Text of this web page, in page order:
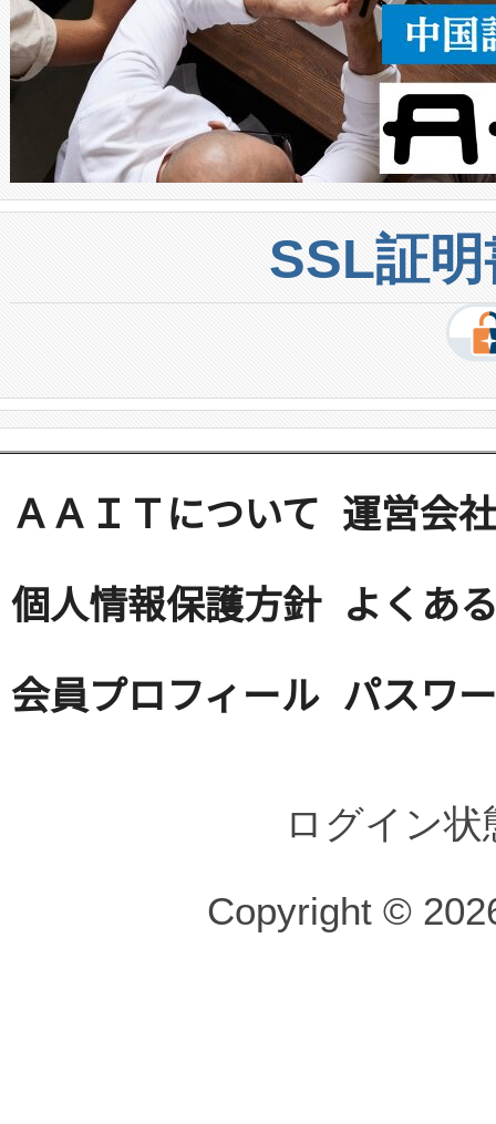
SSL証
ＡＡＩＴについて 運営会社
個人情報保護方針 よくあ
会員プロフィール パスワ
ログイン
Copyright ©